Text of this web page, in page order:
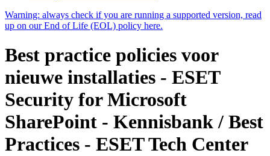
Warning: always check if you are running a supported version, read
up on our End of Life (EOL) policy here.
Best practice policies voor
nieuwe installaties - ESET
Security for Microsoft
SharePoint - Kennisbank / Best
Practices - ESET Tech Center